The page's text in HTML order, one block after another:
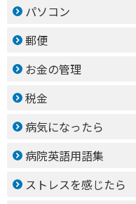
パソコン
郵便
お金の管理
税金
病気になったら
病院英語用語集
ストレスを感じたら